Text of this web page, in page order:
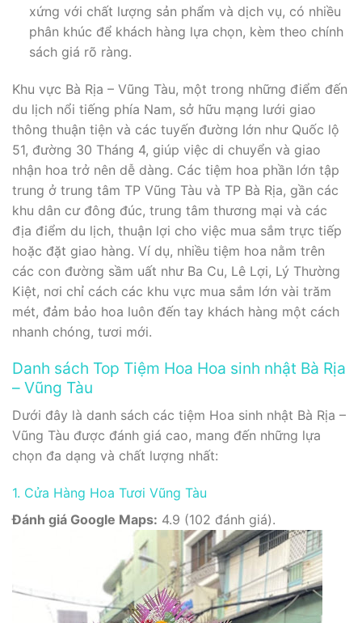
xứng với chất lượng sản phẩm và dịch vụ, có nhiều
phân khúc để khách hàng lựa chọn, kèm theo chính
sách giá rõ ràng.
Khu vực Bà Rịa – Vũng Tàu, một trong những điểm đến
du lịch nổi tiếng phía Nam, sở hữu mạng lưới giao
thông thuận tiện và các tuyến đường lớn như Quốc lộ
51, đường 30 Tháng 4, giúp việc di chuyển và giao
nhận hoa trở nên dễ dàng. Các tiệm hoa phần lớn tập
trung ở trung tâm TP Vũng Tàu và TP Bà Rịa, gần các
khu dân cư đông đúc, trung tâm thương mại và các
địa điểm du lịch, thuận lợi cho việc mua sắm trực tiếp
hoặc đặt giao hàng. Ví dụ, nhiều tiệm hoa nằm trên
các con đường sầm uất như Ba Cu, Lê Lợi, Lý Thường
Kiệt, nơi chỉ cách các khu vực mua sắm lớn vài trăm
mét, đảm bảo hoa luôn đến tay khách hàng một cách
nhanh chóng, tươi mới.
Danh sách Top Tiệm Hoa Hoa sinh nhật Bà Rịa
– Vũng Tàu
Dưới đây là danh sách các tiệm Hoa sinh nhật Bà Rịa –
Vũng Tàu được đánh giá cao, mang đến những lựa
chọn đa dạng và chất lượng nhất:
1. Cửa Hàng Hoa Tươi Vũng Tàu
Đánh giá Google Maps: 4.9 (102 đánh giá).